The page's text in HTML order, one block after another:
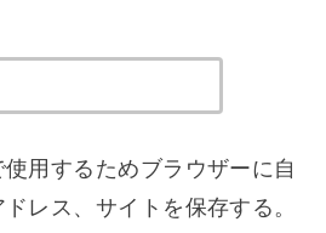
用するためブラウザーに自
レス、サイトを保存する。